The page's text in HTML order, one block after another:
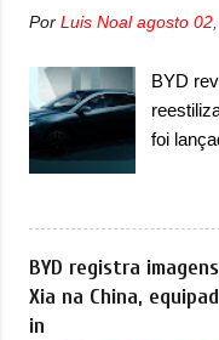
causar
do
a Fiat
nunca
irmãos
mais do
Por Luis Noal agosto
BYD
foi
sedãs
BYD registra
Xia na China,
in